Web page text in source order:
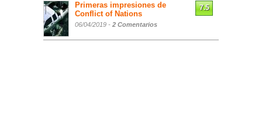
Primeras impresiones de
Conflict of Nations
06/04/2019 - 2 Comentarios
7.5